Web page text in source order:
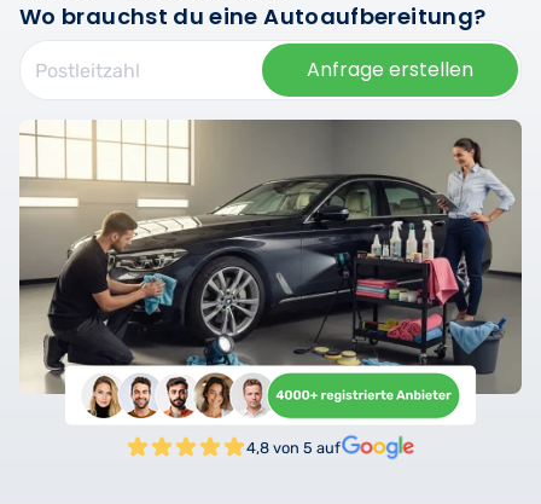
Wo brauchst du eine Autoaufbereitung?
Anfrage erstellen
4,8 von 5 auf